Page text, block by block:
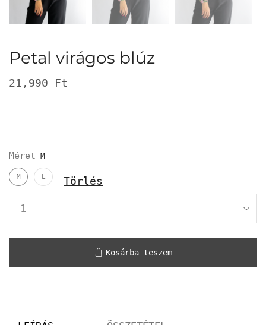
Petal virágos blúz
21,990 Ft
Méret
M L Törlés
Kosárba teszem